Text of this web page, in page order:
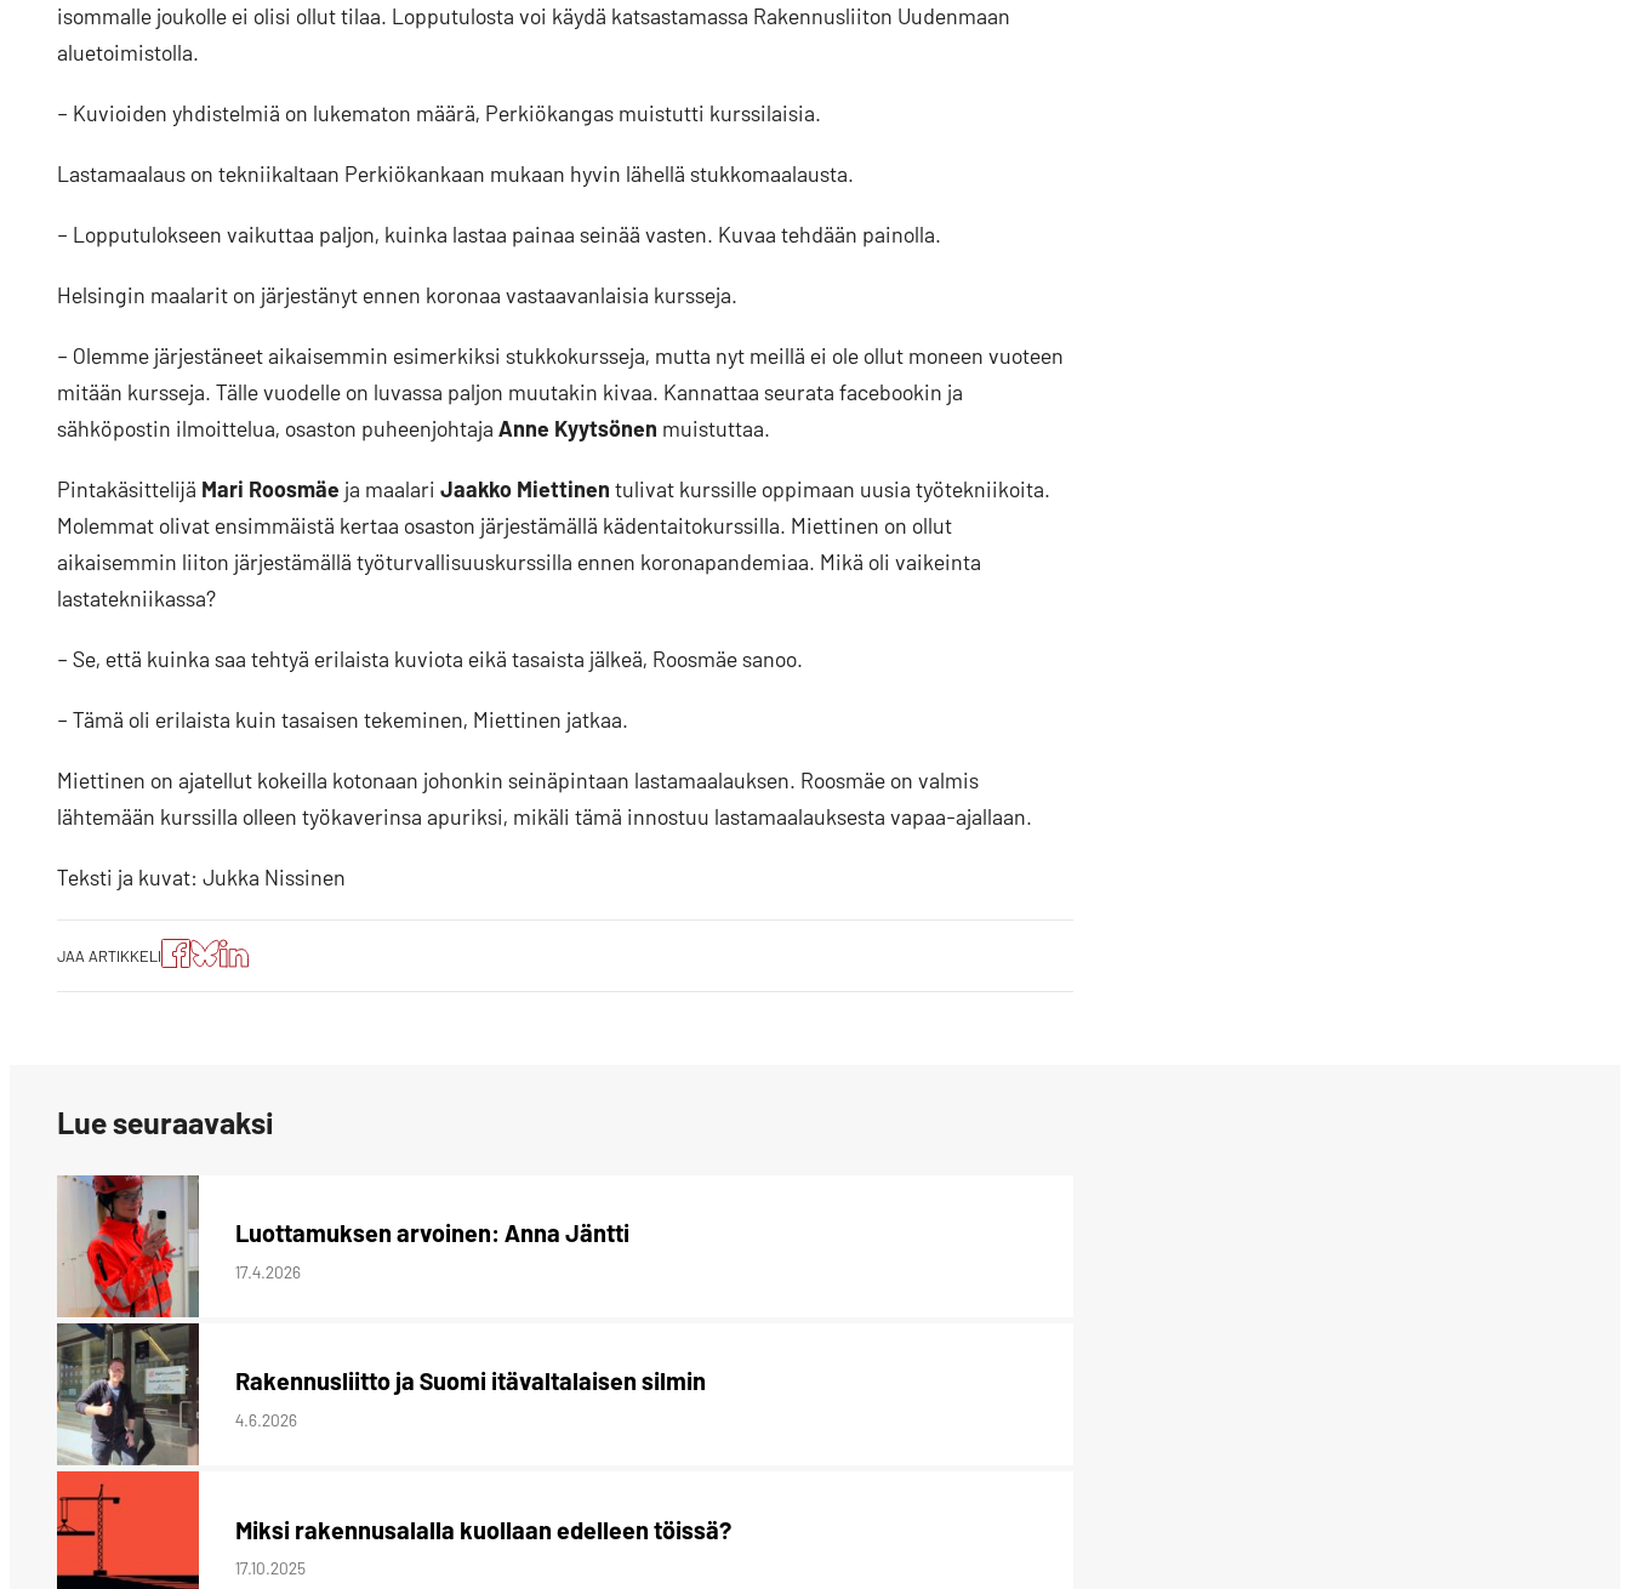
isommalle joukolle ei olisi ollut tilaa. Lopputulosta voi käydä katsastamassa Rakennusliiton Uudenmaan
aluetoimistolla.
– Kuvioiden yhdistelmiä on lukematon määrä, Perkiökangas muistutti kurssilaisia.
Lastamaalaus on tekniikaltaan Perkiökankaan mukaan hyvin lähellä stukkomaalausta.
– Lopputulokseen vaikuttaa paljon, kuinka lastaa painaa seinää vasten. Kuvaa tehdään painolla.
Helsingin maalarit on järjestänyt ennen koronaa vastaavanlaisia kursseja.
– Olemme järjestäneet aikaisemmin esimerkiksi stukkokursseja, mutta nyt meillä ei ole ollut moneen vuoteen
mitään kursseja. Tälle vuodelle on luvassa paljon muutakin kivaa. Kannattaa seurata facebookin ja
sähköpostin ilmoittelua, osaston puheenjohtaja Anne Kyytsönen muistuttaa.
Pintakäsittelijä Mari Roosmäe ja maalari Jaakko Miettinen tulivat kurssille oppimaan uusia työtekniikoita.
Molemmat olivat ensimmäistä kertaa osaston järjestämällä kädentaitokurssilla. Miettinen on ollut
aikaisemmin liiton järjestämällä työturvallisuuskurssilla ennen koronapandemiaa. Mikä oli vaikeinta
lastatekniikassa?
– Se, että kuinka saa tehtyä erilaista kuviota eikä tasaista jälkeä, Roosmäe sanoo.
– Tämä oli erilaista kuin tasaisen tekeminen, Miettinen jatkaa.
Miettinen on ajatellut kokeilla kotonaan johonkin seinäpintaan lastamaalauksen. Roosmäe on valmis
lähtemään kurssilla olleen työkaverinsa apuriksi, mikäli tämä innostuu lastamaalauksesta vapaa-ajallaan.
Teksti ja kuvat: Jukka Nissinen
JAA ARTIKKELI
JaaJaaJako:
Lue seuraavaksi
Luottamuksen arvoinen: Anna Jäntti
17.4.2026
Rakennusliitto ja Suomi itävaltalaisen silmin
4.6.2026
Miksi rakennusalalla kuollaan edelleen töissä?
17.10.2025